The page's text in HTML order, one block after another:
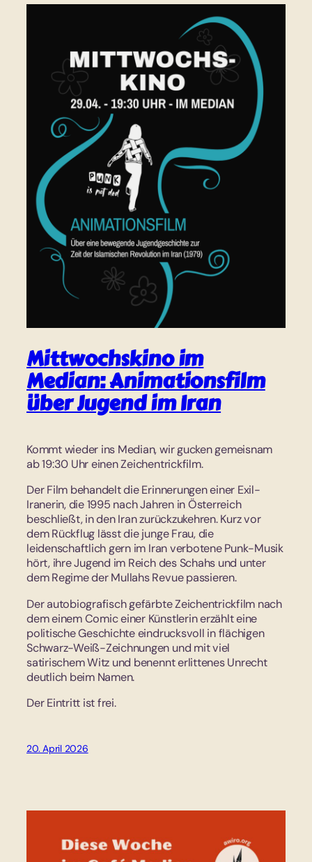
Mittwochskino im
Median: Animationsfilm
über Jugend im Iran
Kommt wieder ins Median, wir gucken gemeisnam
ab 19:30 Uhr einen Zeichentrickfilm.
Der Film behandelt die Erinnerungen einer Exil-
Iranerin, die 1995 nach Jahren in Österreich
beschließt, in den Iran zurückzukehren. Kurz vor
dem Rückflug lässt die junge Frau, die
leidenschaftlich gern im Iran verbotene Punk-Musik
hört, ihre Jugend im Reich des Schahs und unter
dem Regime der Mullahs Revue passieren.
Der autobiografisch gefärbte Zeichentrickfilm nach
dem einem Comic einer Künstlerin erzählt eine
politische Geschichte eindrucksvoll in flächigen
Schwarz-Weiß-Zeichnungen und mit viel
satirischem Witz und benennt erlittenes Unrecht
deutlich beim Namen.
Der Eintritt ist frei.
20. April 2026